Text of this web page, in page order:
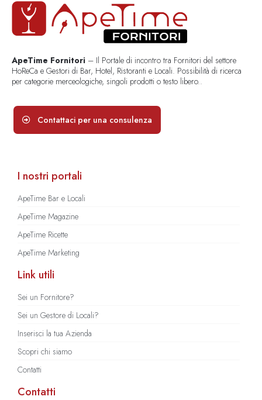
ApeTime Fornitori – Il Portale di incontro tra Fornitori del settore
HoReCa e Gestori di Bar, Hotel, Ristoranti e Locali. Possibilità di ricerca
per categorie merceologiche, singoli prodotti o testo libero..
Contattaci per una consulenza
I nostri portali
ApeTime Bar e Locali
ApeTime Magazine
ApeTime Ricette
ApeTime Marketing
Link utili
Sei un Fornitore?
Sei un Gestore di Locali?
Inserisci la tua Azienda
Scopri chi siamo
Contatti
Contatti